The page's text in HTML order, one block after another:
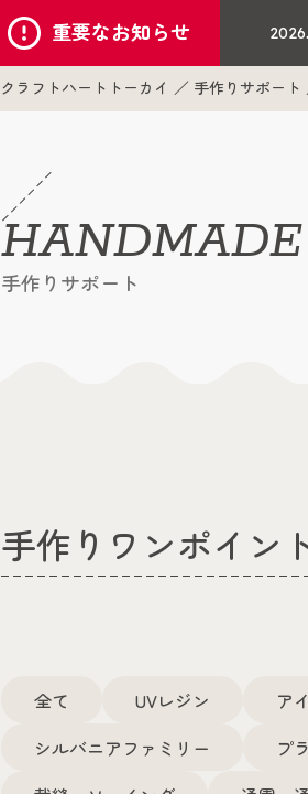
重要なお知らせ
クラフトハートトーカイ 手作りサポート
手作りサポート
手作りワンポイン
全て UVレジン ア
シルバニアファミリー
プ